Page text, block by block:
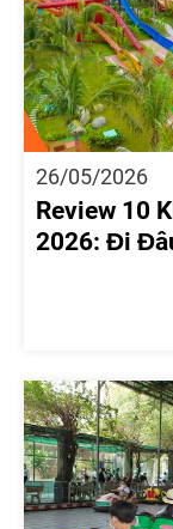
26/05/2026
Review 10
2026: Đi